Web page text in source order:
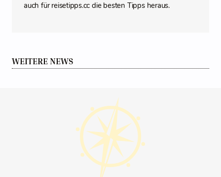
auch für reisetipps.cc die besten Tipps heraus.
WEITERE NEWS